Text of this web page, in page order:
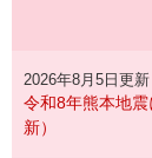
2026年8月5日更新
令和8年熊本地
新）